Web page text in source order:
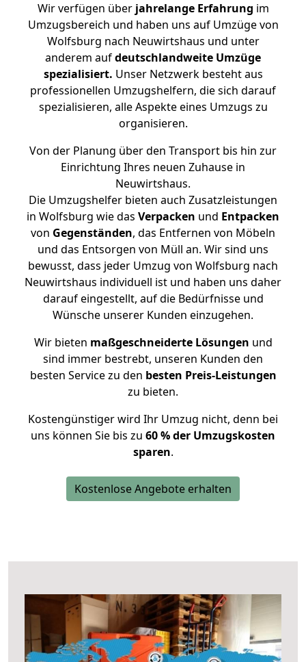
Wir verfügen überjahrelange Erfahrung im
Umzugsbereich und haben uns auf Umzüge von
Wolfsburg nach Neuwirtshaus und unter
anderem aufdeutschlandweite Umzüge
spezialisiert. Unser Netzwerk besteht aus
professionellen Umzugshelfern, die sich darauf
spezialisieren, alle Aspekte eines Umzugs zu
organisieren.
Von der Planung über den Transport bis hin zur
Einrichtung Ihres neuen Zuhause in
Neuwirtshaus.
Die Umzugshelfer bieten auch Zusatzleistungen
in Wolfsburg wie das Verpacken und Entpacken
von Gegenständen, das Entfernen von Möbeln
und das Entsorgen von Müll an. Wir sind uns
bewusst, dass jeder Umzug von Wolfsburg nach
Neuwirtshaus individuell ist und haben uns daher
darauf eingestellt, auf die Bedürfnisse und
Wünsche unserer Kunden einzugehen.
Wir bieten maßgeschneiderte Lösungen und
sind immer bestrebt, unseren Kunden den
besten Service zu den besten Preis-Leistungen
zu bieten.
Kostengünstiger wird Ihr Umzug nicht, denn bei
uns können Sie bis zu 60 % der Umzugskosten
sparen.
Kostenlose Angebote erhalten